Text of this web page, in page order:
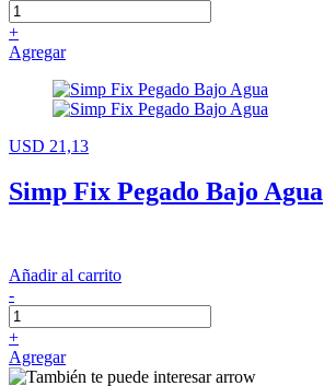
+
Agregar
USD 21,13
Simp Fix Pegado Bajo Agua
Añadir al carrito
-
+
Agregar